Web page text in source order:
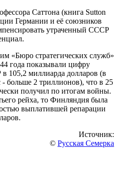
Саттона (книга Sutton
Германии и её союзников
утраченный СССР
«Бюро стратегических служб»
года показывали цифру
105,2 миллиарда долларов (в
больше 2 триллионов), что в 25
получил по итогам войны.
рейха, то Финляндия была
выплатившей репарации
Источник:
© Русская Семерка